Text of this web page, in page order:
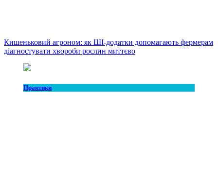
Кишеньковий агроном: як ШІ-додатки допомагають фермерам
діагностувати хвороби рослин миттєво
Практики